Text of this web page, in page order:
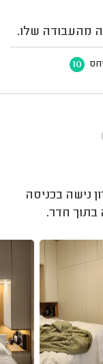
מהעבודה שלו.
10
נישה בכניסה
בתוך חדר.